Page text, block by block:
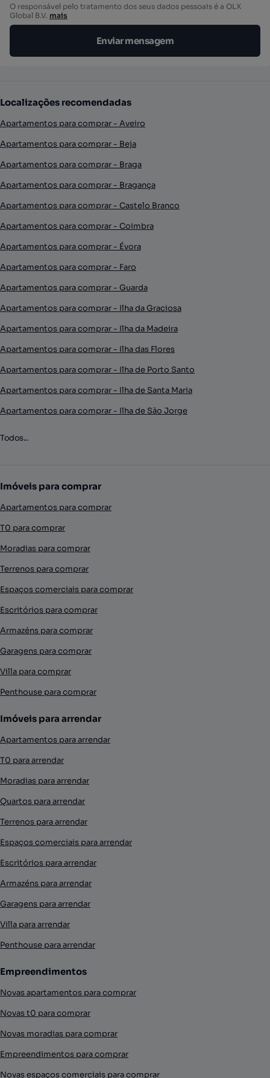
O responsável pelo tratamento dos seus dados pessoais é a OLX
Global B.V. mais
Enviar mensagem
Localizações recomendadas
Apartamentos para comprar - Aveiro
Apartamentos para comprar - Beja
Apartamentos para comprar - Braga
Apartamentos para comprar - Bragança
Apartamentos para comprar - Castelo Branco
Apartamentos para comprar - Coimbra
Apartamentos para comprar - Évora
Apartamentos para comprar - Faro
Apartamentos para comprar - Guarda
Apartamentos para comprar - Ilha da Graciosa
Apartamentos para comprar - Ilha da Madeira
Apartamentos para comprar - Ilha das Flores
Apartamentos para comprar - Ilha de Porto Santo
Apartamentos para comprar - Ilha de Santa Maria
Apartamentos para comprar - Ilha de São Jorge
Todos...
Imóveis para comprar
Apartamentos para comprar
T0 para comprar
Moradias para comprar
Terrenos para comprar
Espaços comerciais para comprar
Escritórios para comprar
Armazéns para comprar
Garagens para comprar
Villa para comprar
Penthouse para comprar
Imóveis para arrendar
Apartamentos para arrendar
T0 para arrendar
Moradias para arrendar
Quartos para arrendar
Terrenos para arrendar
Espaços comerciais para arrendar
Escritórios para arrendar
Armazéns para arrendar
Garagens para arrendar
Villa para arrendar
Penthouse para arrendar
Empreendimentos
Novas apartamentos para comprar
Novas t0 para comprar
Novas moradias para comprar
Empreendimentos para comprar
Novas espaços comerciais para comprar